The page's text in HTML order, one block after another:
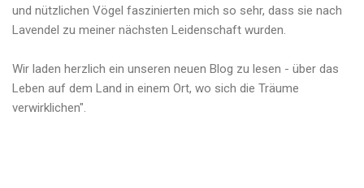
und nützlichen Vögel faszinierten mich so sehr, dass sie nach
Lavendel zu meiner nächsten Leidenschaft wurden.
Wir laden herzlich ein unseren neuen Blog zu lesen - über das
Leben auf dem Land in einem Ort, wo sich die Träume
verwirklichen".